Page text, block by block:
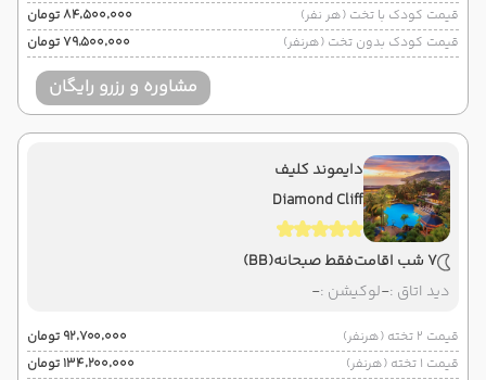
قیمت کودک با تخت (هر نفر)
۸۴٬۵۰۰٬۰۰۰ تومان
قیمت کودک بدون تخت (هرنفر)
۷۹٬۵۰۰٬۰۰۰ تومان
مشاوره و رزرو رایگان
دایموند کلیف
Diamond Cliff
7 شب اقامت فقط صبحانه(BB)
دید اتاق :-لوکیشن :-
قیمت 2 تخته (هرنفر)
۹۲٬۷۰۰٬۰۰۰ تومان
قیمت 1 تخته (هرنفر)
۱۳۴٬۲۰۰٬۰۰۰ تومان